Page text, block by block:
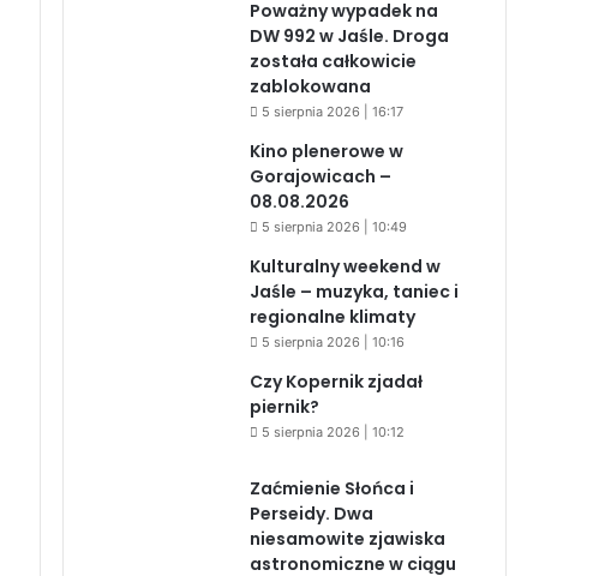
Poważny wypadek na
DW 992 w Jaśle. Droga
została całkowicie
zablokowana
5 sierpnia 2026 | 16:17
Kino plenerowe w
Gorajowicach –
08.08.2026
5 sierpnia 2026 | 10:49
Kulturalny weekend w
Jaśle – muzyka, taniec i
regionalne klimaty
5 sierpnia 2026 | 10:16
Czy Kopernik zjadał
piernik?
5 sierpnia 2026 | 10:12
Zaćmienie Słońca i
Perseidy. Dwa
niesamowite zjawiska
astronomiczne w ciągu